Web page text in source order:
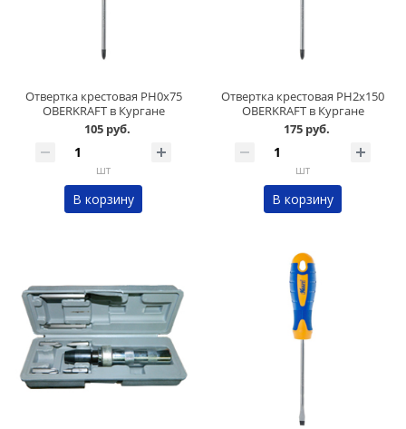
Отвертка крестовая PH0х75
OBERKRAFT в Кургане
105 руб.
шт
В корзину
Отвертка крестовая PH2х150
OBERKRAFT в Кургане
175 руб.
шт
В корзину